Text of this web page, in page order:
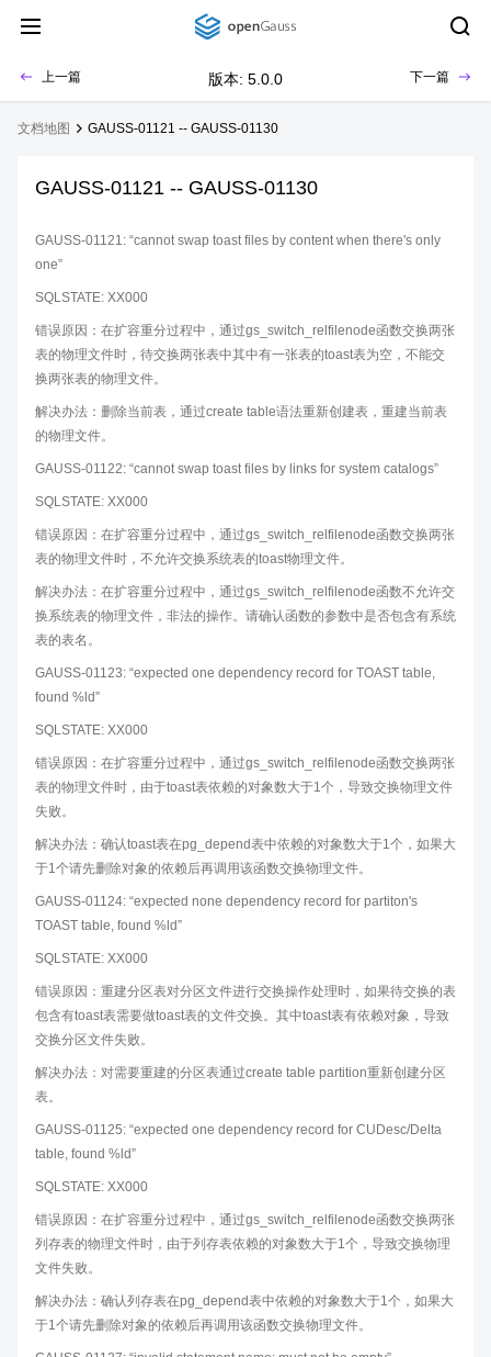
上一篇 版本: 5.0.0 下一篇
文档地图 GAUSS-01121 -- GAUSS-01130
GAUSS-01121 -- GAUSS-01130
GAUSS-01121: “cannot swap toast files by content when there's only
one”
SQLSTATE: XX000
错误原因：在扩容重分过程中，通过gs_switch_relfilenode函数交换两张
表的物理文件时，待交换两张表中其中有一张表的toast表为空，不能交
换两张表的物理文件。
解决办法：删除当前表，通过create table语法重新创建表，重建当前表
的物理文件。
GAUSS-01122: “cannot swap toast files by links for system catalogs”
SQLSTATE: XX000
错误原因：在扩容重分过程中，通过gs_switch_relfilenode函数交换两张
表的物理文件时，不允许交换系统表的toast物理文件。
解决办法：在扩容重分过程中，通过gs_switch_relfilenode函数不允许交
换系统表的物理文件，非法的操作。请确认函数的参数中是否包含有系统
表的表名。
GAUSS-01123: “expected one dependency record for TOAST table,
found %ld”
SQLSTATE: XX000
错误原因：在扩容重分过程中，通过gs_switch_relfilenode函数交换两张
表的物理文件时，由于toast表依赖的对象数大于1个，导致交换物理文件
失败。
解决办法：确认toast表在pg_depend表中依赖的对象数大于1个，如果大
于1个请先删除对象的依赖后再调用该函数交换物理文件。
GAUSS-01124: “expected none dependency record for partiton's
TOAST table, found %ld”
SQLSTATE: XX000
错误原因：重建分区表对分区文件进行交换操作处理时，如果待交换的表
包含有toast表需要做toast表的文件交换。其中toast表有依赖对象，导致
交换分区文件失败。
解决办法：对需要重建的分区表通过create table partition重新创建分区
表。
GAUSS-01125: “expected one dependency record for CUDesc/Delta
table, found %ld”
SQLSTATE: XX000
错误原因：在扩容重分过程中，通过gs_switch_relfilenode函数交换两张
列存表的物理文件时，由于列存表依赖的对象数大于1个，导致交换物理
文件失败。
解决办法：确认列存表在pg_depend表中依赖的对象数大于1个，如果大
于1个请先删除对象的依赖后再调用该函数交换物理文件。